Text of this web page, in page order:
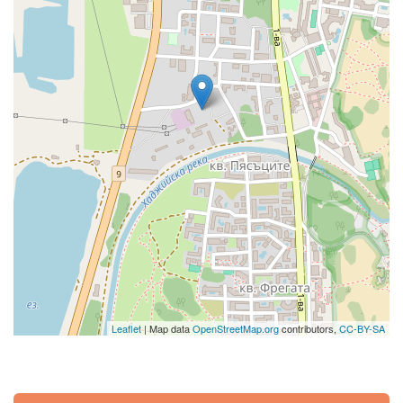
Leaflet| Map dataOpenStreetMap.orgcontributors, CC-BY-SA